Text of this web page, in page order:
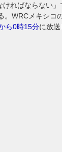
ればならない
。WRCメキシコ
ら0時15分に放